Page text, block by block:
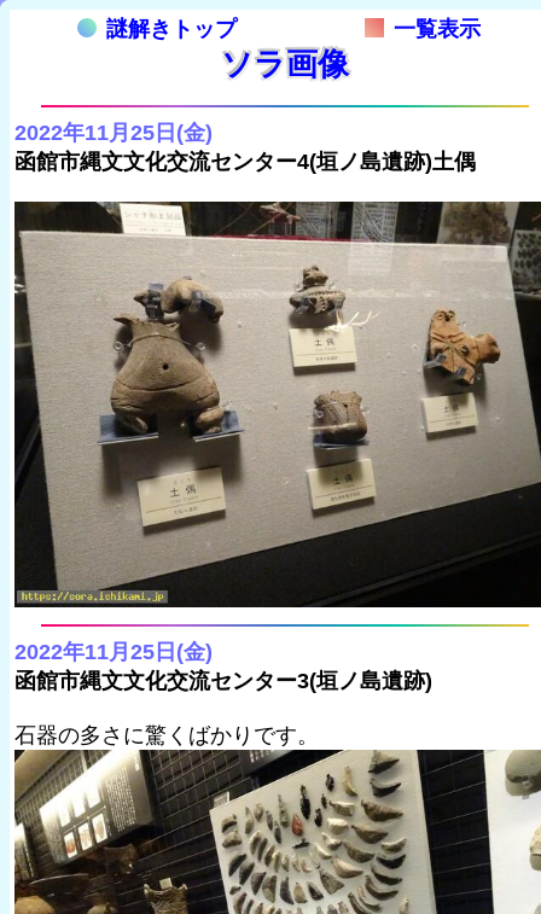
謎解きトップ 一覧表示
ソラ画像
2022年11月25日(金)
函館市縄文文化交流センター4(垣ノ島遺跡)土偶
2022年11月25日(金)
函館市縄文文化交流センター3(垣ノ島遺跡)
石器の多さに驚くばかりです。